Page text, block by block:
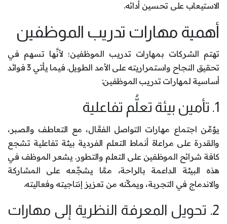
الاستيعاب على تحسين أدائه.
أهمية مهارات تدريب الموظفين
تهتم الشركات بمهارات تدريب الموظفين؛ لأنَّها تسهم في
تحقيق النجاح واستمراريته على الأمد الطويل. فيما يأتي 3 فوائد
أساسية لمهارات تدريب الموظفين:
1. تأمين بيئة تعلُّم تفاعلية
يؤمِّن اجتماع مهارات التواصل الفعَّال، مع التعاطف والصبر،
والقدرة على مراعاة أنماط التعلم الفردية بيئة تفاعلية تشجع
كافة شرائح الموظفين على التعلم والتطور. يشعر الموظف في
هذه البيئة الداعمة بالراحة، ممَّا يشجِّعه على المشاركة
والاندماج في التجربة، ويمكِّنه من تعزيز إنتاجيته وفعاليته.
2. تحويل المعرفة النظرية إلى مهارات